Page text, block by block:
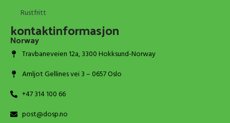
Rustfritt
kontaktinformasjon
Norway
Travbaneveien 12a, 3300 Hokksund-Norway
Arnljot Gellines vei 3 – 0657 Oslo
+47 314 100 66
post@dosp.no